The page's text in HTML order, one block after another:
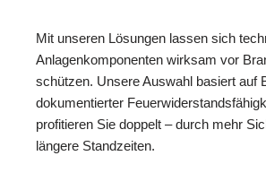
Mit unseren Lösungen lassen sich
Anlagenkomponenten wirksam vor
schützen. Unsere Auswahl basiert auf
dokumentierter
profitieren Sie doppelt – durch mehr
längere Standzeiten.